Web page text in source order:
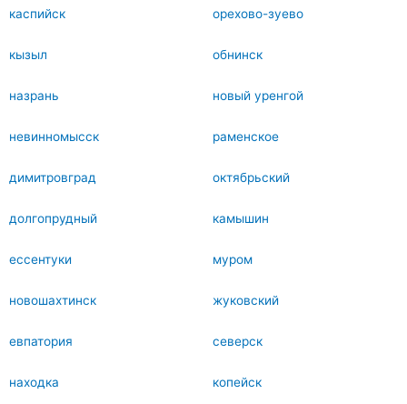
каспийск орехово-зуево
кызыл обнинск
назрань новый уренгой
невинномысск раменское
димитровград октябрьский
долгопрудный камышин
ессентуки муром
новошахтинск жуковский
евпатория северск
находка копейск